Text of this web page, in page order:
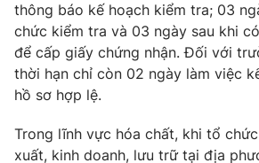
® Cấm sao chép dưới mọi hình thức nếu
thuận bằng văn bản. Ghi rõ nguồn
thông tin từ website này.
thông báo kế hoạch kiểm tra; 03
chức kiểm tra và 03 ngày sau khi
để cấp giấy chứng nhận. Đối với
thời hạn chỉ còn 02 ngày làm việc
hồ sơ hợp lệ.
Trong lĩnh vực hóa chất, khi tổ
xuất, kinh doanh, lưu trữ tại địa